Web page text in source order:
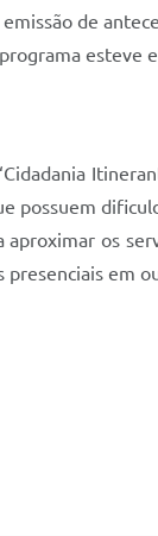
de
esteve
possuem
aproximar os
em